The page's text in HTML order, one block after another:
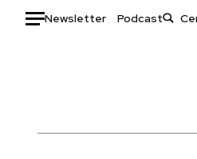
Newsletter Podcast
Italia